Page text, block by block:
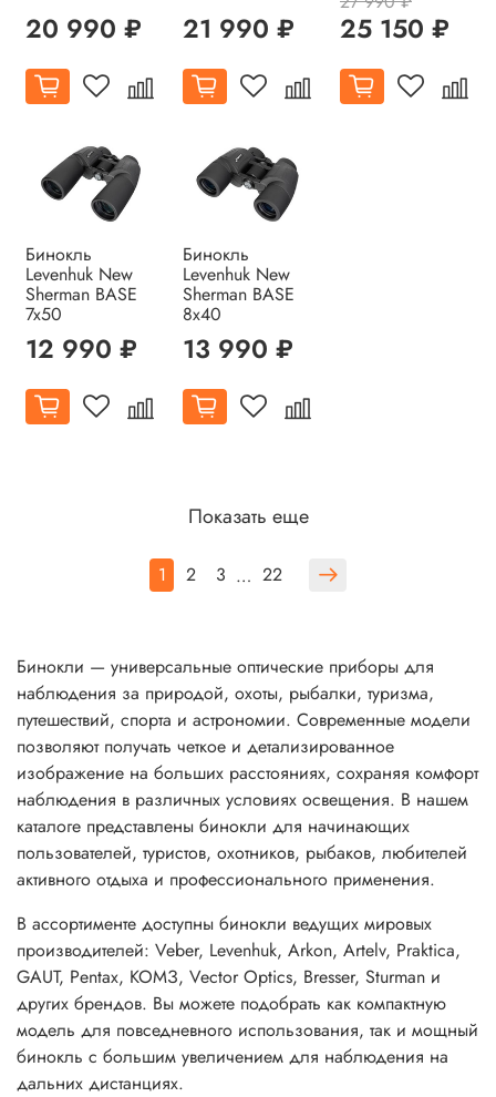
20 990 ₽ 21 990 ₽ 25 150 ₽
Бинокль
Levenhuk New
Sherman BASE
7x50
12 990 ₽
Бинокль
Levenhuk New
Sherman BASE
8x40
13 990 ₽
Показать еще
1 2 3 … 22
Бинокли — универсальные оптические приборы для
наблюдения за природой, охоты, рыбалки, туризма,
путешествий, спорта и астрономии. Современные модели
позволяют получать четкое и детализированное
изображение на больших расстояниях, сохраняя комфорт
наблюдения в различных условиях освещения. В нашем
каталоге представлены бинокли для начинающих
пользователей, туристов, охотников, рыбаков, любителей
активного отдыха и профессионального применения.
В ассортименте доступны бинокли ведущих мировых
производителей: Veber, Levenhuk, Arkon, Artelv, Praktica,
GAUT, Pentax, КОМЗ, Vector Optics, Bresser, Sturman и
других брендов. Вы можете подобрать как компактную
модель для повседневного использования, так и мощный
бинокль с большим увеличением для наблюдения на
дальних дистанциях.